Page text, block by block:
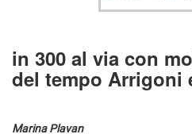
in 300 al via con
del tempo Arrigoni
Marina Plavan